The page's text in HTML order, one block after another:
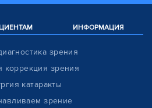
ИНФОРМАЦИЯ
зрения
коррекция зрения
катаракты
зрение